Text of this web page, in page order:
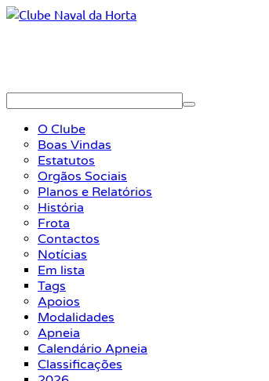
O Clube
Boas Vindas
Estatutos
Orgãos Sociais
Planos e Relatórios
História
Frota
Contactos
Notícias
Em lista
Tags
Apoios
Modalidades
Apneia
Calendário Apneia
Classificações